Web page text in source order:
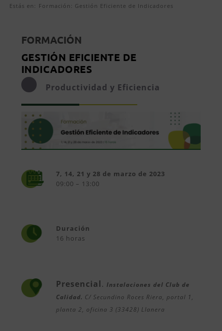
Estás en: Formación: Gestión Eficiente de Indicadores
FORMACIÓN
GESTIÓN EFICIENTE DE
INDICADORES
Productividad y Eficiencia
7, 14, 21 y 28 de marzo de 2023
09:00 – 13:00
Duración
16 horas
Presencial. Instalaciones del Club de
Calidad. C/ Secundino Roces Riera, portal 1,
planta 2, oficina 3 (33428) Llanera